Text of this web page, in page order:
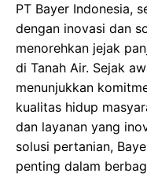
PT Bayer Indonesia,
dengan inovasi dan
menorehkan jejak
di Tanah Air. Sejak
menunjukkan
kualitas hidup
dan layanan yang
solusi pertanian,
penting dalam